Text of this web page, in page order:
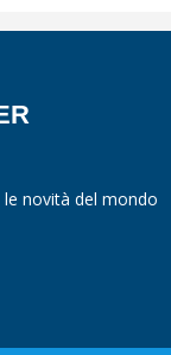
novità del mondo